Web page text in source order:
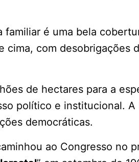
familiar é uma bela
cima, com desobrigações
de hectares para a
político e institucional. A
democráticas.
ao Congresso no